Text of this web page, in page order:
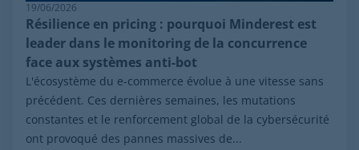
19/06/2026
Résilience en pricing : pourquoi Minderest est
leader dans le monitoring de la concurrence
face aux systèmes anti-bot
L'écosystème du e-commerce évolue à une vitesse sans
précédent. Ces dernières semaines, les mutations
constantes et le renforcement global de la cybersécurité
ont provoqué des pannes massives de...